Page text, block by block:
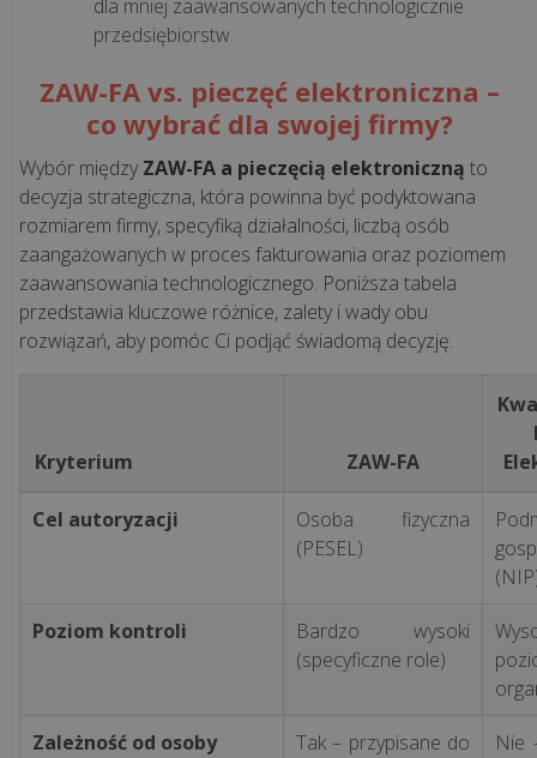
urządzeniach
mobilnych
artykuły
REALIZACJE
INTERNETOWE
kosztuje
stworzenie
aplikacji
to
cookies?
dla mniej zaawansowanych technologicznie
przedsiębiorstw.
ZAW-FA vs. pieczęć elektroniczna –
co wybrać dla swojej firmy?
Wybór między ZAW-FA a pieczęcią elektroniczną to
decyzja strategiczna, która powinna być podyktowana
rozmiarem firmy, specyfiką działalności, liczbą osób
zaangażowanych w proces fakturowania oraz poziomem
zaawansowania technologicznego. Poniższa tabela
przedstawia kluczowe różnice, zalety i wady obu
rozwiązań, aby pomóc Ci podjąć świadomą decyzję.
Kryterium ZAW-FA
Cel autoryzacji
Osoba fizyczna
(PESEL)
Poziom kontroli
Bardzo wysoki
(specyficzne role)
Zależność od osoby
Tak – przypisane do
Nie